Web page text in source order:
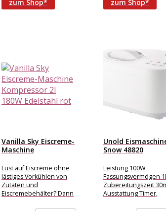
zum Shop* zum Shop*
Vanilla Sky Eiscreme-
Maschine
Edelstahl...
Lust auf Eiscreme ohne
lästiges Vorkühlen von
Zutaten und
Eiscremebehälter? Dann
Unold
Snow 48820
Leistung 100W
Fassungsvermögen 1l
Zubereitungszeit
Ausstattung Timer,